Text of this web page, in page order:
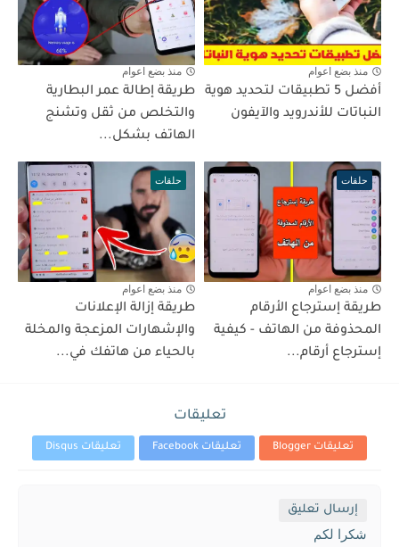
منذ بضع اعوام
أفضل 5 تطبيقات لتحديد هوية
النباتات للأندرويد والآيفون
منذ بضع اعوام
طريقة إطالة عمر البطارية
والتخلص من ثقل وتشنج
الهاتف بشكل...
حلقات
منذ بضع اعوام
طريقة إسترجاع الأرقام
المحذوفة من الهاتف - كيفية
إسترجاع أرقام...
حلقات
منذ بضع اعوام
طريقة إزالة الإعلانات
والإشهارات المزعجة والمخلة
بالحياء من هاتفك في...
تعليقات
تعليقات Blogger تعليقات Facebook تعليقات Disqus
إرسال تعليق
شكرا لكم